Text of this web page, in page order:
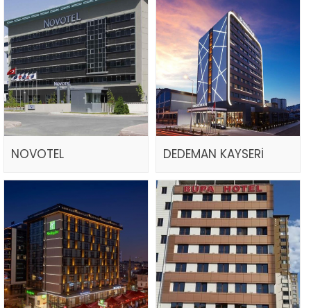
NOVOTEL DEDEMAN KAYSERİ